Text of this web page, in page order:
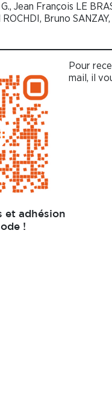
Jean François LE
Bruno
et adhésion
!
Pour
mail, il